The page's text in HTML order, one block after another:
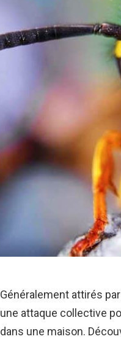
Généralement attirés
une attaque collective
dans une maison.